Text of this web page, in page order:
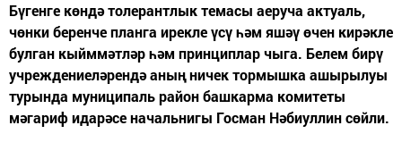
Бүгенге көндә толерантлык темасы аеруча актуаль,
чөнки беренче планга ирекле үсү һәм яшәү өчен кирәкле
булган кыйммәтләр һәм принциплар чыга. Белем бирү
учреждениеләрендә аның ничек тормышка ашырылуы
турында муниципаль район башкарма комитеты
мәгариф идарәсе начальнигы Госман Нәбиуллин сөйли.